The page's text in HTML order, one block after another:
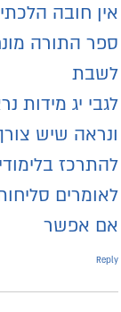
חובה
התורה
יג מידות
שיש
אפשר